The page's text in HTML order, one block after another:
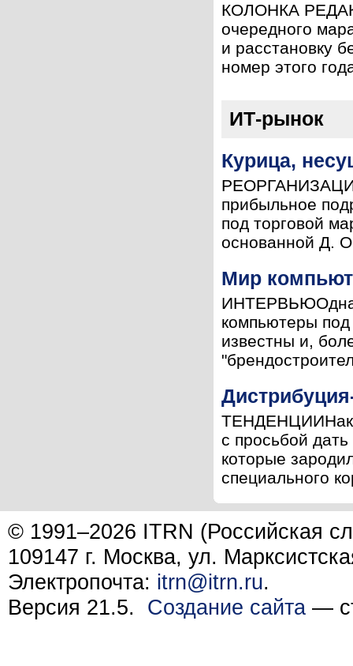
КОЛОНКА
очередного
и расстановку
номер этого
ИТ-рынок
Курица,
прибыльное
под торговой
основанной Д.
Мир
ИНТЕРВЬЮОдна
компьютеры
известны и,
с просьбой
которые
специального
© 1991–2026 ITRN (Российская
109147 г. Москва, ул.
Электропочта: itrn@itrn.ru.
Версия 21.5. Создание сайта —